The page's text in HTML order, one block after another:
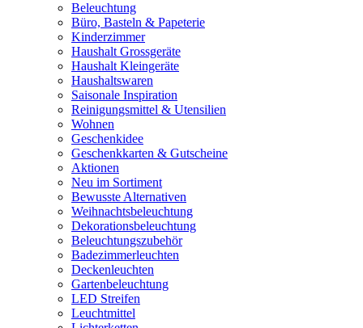
Beleuchtung
Büro, Basteln & Papeterie
Kinderzimmer
Haushalt Grossgeräte
Haushalt Kleingeräte
Haushaltswaren
Saisonale Inspiration
Reinigungsmittel & Utensilien
Wohnen
Geschenkidee
Geschenkkarten & Gutscheine
Aktionen
Neu im Sortiment
Bewusste Alternativen
Weihnachtsbeleuchtung
Dekorationsbeleuchtung
Beleuchtungszubehör
Badezimmerleuchten
Deckenleuchten
Gartenbeleuchtung
LED Streifen
Leuchtmittel